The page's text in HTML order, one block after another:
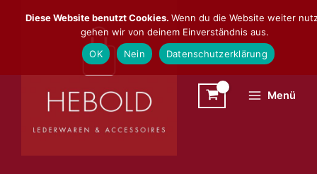
Inhalt
Menü
Diese Website benutzt Cookies. Wenn du die Website weiter
gehen wir von deinem Einverständnis aus.
OK
Nein Datenschutzerklärung